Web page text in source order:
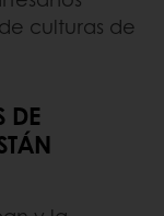
culturas de
DE